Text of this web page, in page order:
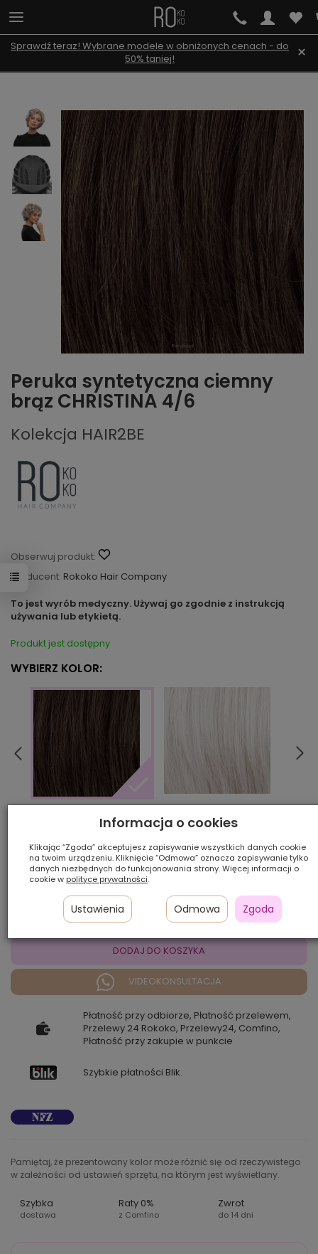
Sprawdź teraz! Wybrane modele w obniżonych cenach - do
50% taniej!
×
Peruka syntetyczna ciemny
brąz CHRISTINA 4/6
Kolekcja HAIR2BE
Obserwuj produkt:
Producent: Rokoko Hair Company
To jest wyrób medyczny. Używaj go zgodnie z instrukcją
używania lub etykietą.
Produkt jest dostępny
WYBIERZ KOLOR:
59 4/
Ilość szt.:
750,00 zł
DODAJ DO KOSZYKA
VIDEOKONSULTACJA
Płatność przy odbiorze, Płatność przelewem,
Przelewy 24 Rokoko, Przelewy24, Comfino,
Płatność przy zakupie w punkcie
Szybkie płatności Blik.
Pamiętaj, że prezentowany kolor może różnić się od rzeczywistego
w zależności od ustawień sprzętu, na którym jest wyświetlany.
Szybka
dostawa
Raty 0%
z Comfino
Zwrot
do 14 dni
Informacja o cookies
Klikając “Zgoda” akceptujesz zapisywanie wszystkich danych cookie
na twoim urządzeniu. Kliknięcie “Odmowa” oznacza zapisywanie tylko
danych niezbędnych do funkcjonowania strony. Więcej informacji o
cookie w polityce prywatności.
Ustawienia Odmowa Zgoda